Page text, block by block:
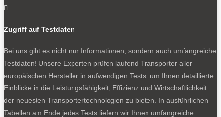

Zugriff auf Testdaten
Bei uns gibt es nicht nur Informationen, sondern auch umfangreiche
Testdaten! Unsere Experten prüfen laufend Transporter aller
europäischen Hersteller in aufwendigen Tests, um Ihnen detaillierte
Einblicke in die Leistungsfähigkeit, Effizienz und Wirtschaftlichkeit
der neuesten Transportertechnologien zu bieten. In ausführlichen
Tabellen am Ende jedes Tests liefern wir Ihnen umfangreiche